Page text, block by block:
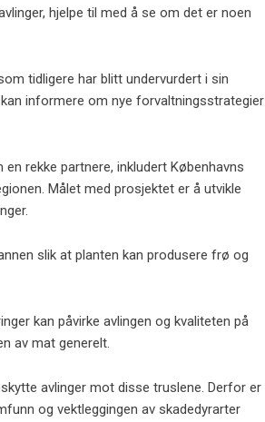
hjelpe til med å se om det er noen
tidligere har blitt undervurdert i sin
informere om nye forvaltningsstrategier
rekke partnere, inkludert Københavns
Målet med prosjektet er å utvikle
slik at planten kan produsere frø og
kan påvirke avlingen og kvaliteten på
av mat generelt.
avlinger mot disse truslene. Derfor er
og vektleggingen av skadedyrarter